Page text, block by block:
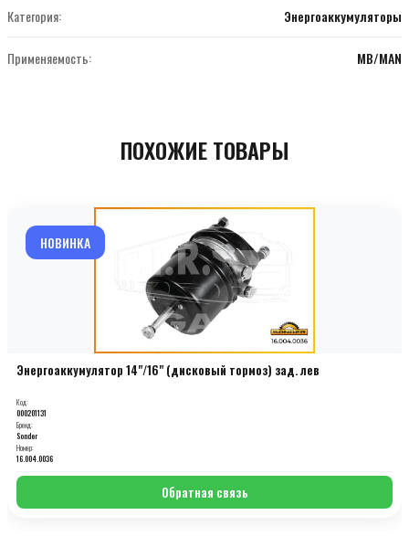
Категория: Энергоаккумуляторы
Применяемость: MB/MAN
ПОХОЖИЕ ТОВАРЫ
НОВИНКА
Энергоаккумулятор 14"/16" (дисковый тормоз) зад. лев
Код:
000201131
Бренд:
Sonder
Номер:
16.004.0036
Обратная связь